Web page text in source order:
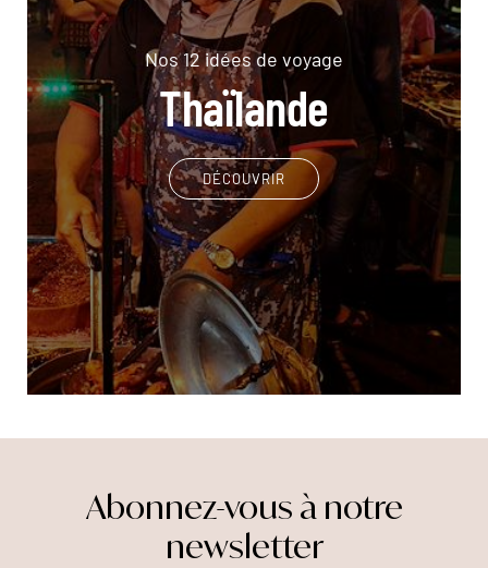
Nos 12 idées de voyage
Thaïlande
DÉCOUVRIR
Abonnez-vous à notre
newsletter